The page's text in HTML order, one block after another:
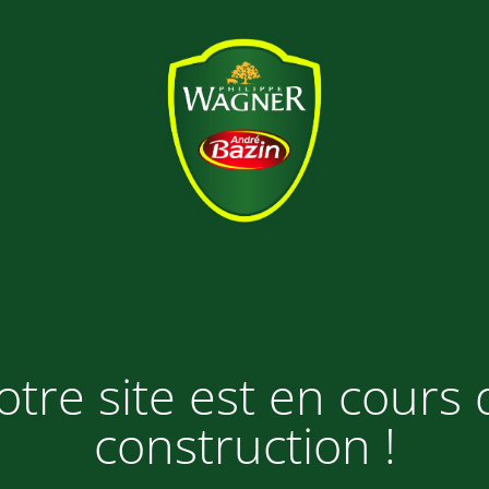
site est en cours
construction !